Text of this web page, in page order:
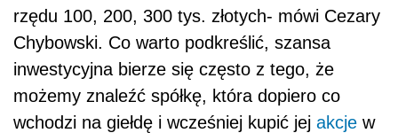
rzędu 100, 200, 300 tys. złotych- mówi Cezary
Chybowski. Co warto podkreślić, szansa
inwestycyjna bierze się często z tego, że
możemy znaleźć spółkę, która dopiero co
wchodzi na giełdę i wcześniej kupić jej akcje w